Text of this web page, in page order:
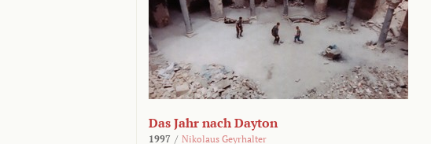
Das Jahr nach Dayton
1997 / Nikolaus Geyrhalter